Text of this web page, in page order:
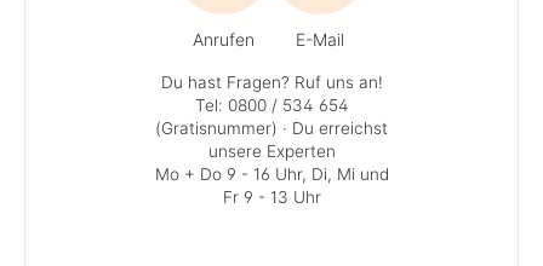
Anrufen E-Mail
Du hast Fragen? Ruf uns an!
Tel: 0800 / 534 654
(Gratisnummer) · Du erreichst
unsere Experten
Mo + Do 9 - 16 Uhr, Di, Mi und
Fr 9 - 13 Uhr